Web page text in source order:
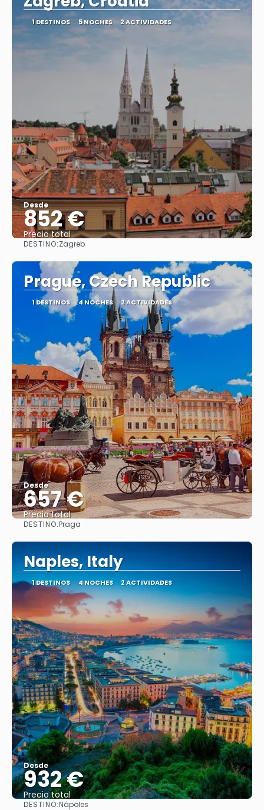
1 DESTINOS 5 NOCHES 2 ACTIVIDADES
Desde
852 €
Precio total
DESTINO:Zagreb
Prague, Czech Republic
1 DESTINOS 4 NOCHES 2 ACTIVIDADES
Desde
657 €
Precio total
DESTINO:Praga
Naples, Italy
1 DESTINOS 4 NOCHES 2 ACTIVIDADES
Desde
932 €
Precio total
DESTINO:Nápoles